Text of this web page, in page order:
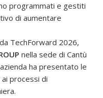
programmati e gestiti
di aumentare
TechForward 2026,
nella sede di Cantù
ha presentato le
processi di